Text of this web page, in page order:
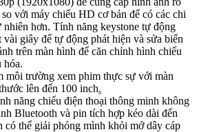
với máy chiếu HD cơ bản để có các chi
nhiên hơn. Tính năng keystone tự động
vài giây để tự động phát hiện và sửa biến
trên màn hình để căn chỉnh hình chiếu
hóa.
môi trường xem phim thực sự với màn
lên đến 100 inch.
năng chiếu điện thoại thông minh không
Bluetooth và pin tích hợp kéo dài đến
có thể giải phóng mình khỏi mớ dây cáp